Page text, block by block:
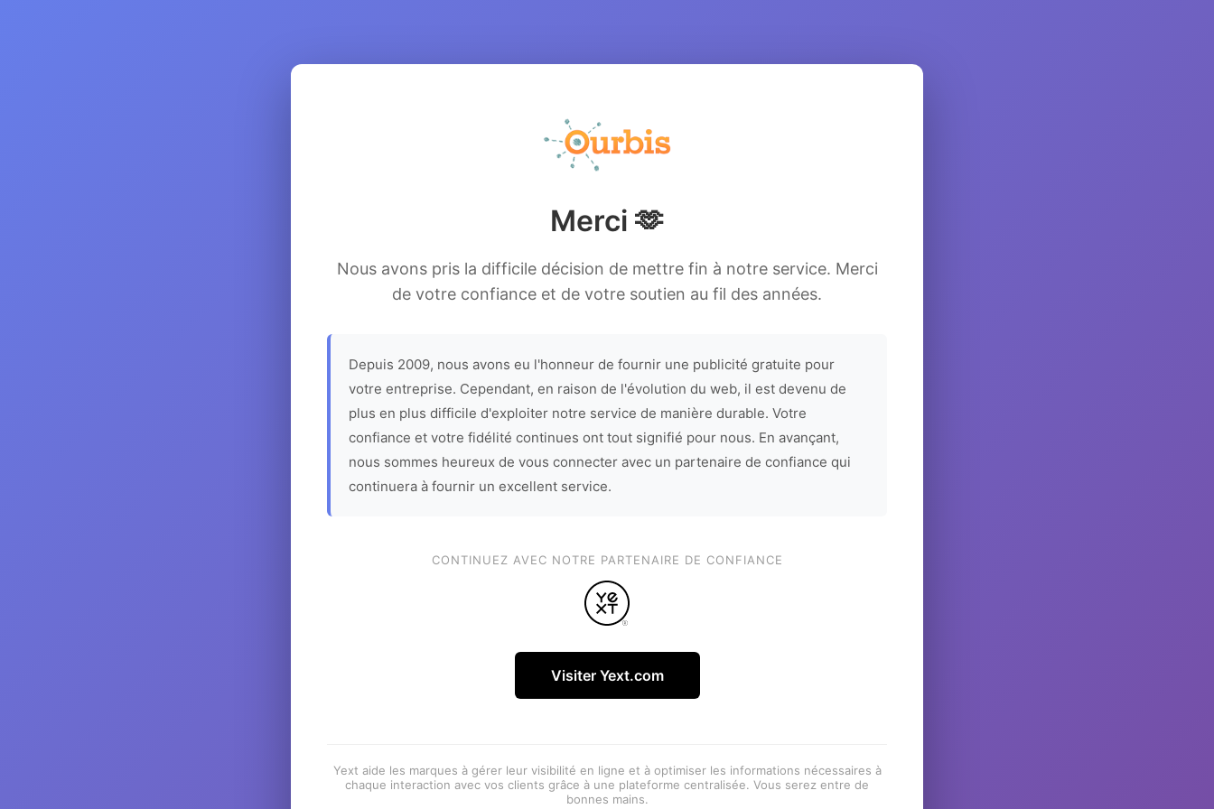
Merci 🫶
Nous avons pris la difficile décision de mettre fin à notre service. Merci
de votre confiance et de votre soutien au fil des années.
Depuis 2009, nous avons eu l'honneur de fournir une publicité gratuite pour
votre entreprise. Cependant, en raison de l'évolution du web, il est devenu de
plus en plus difficile d'exploiter notre service de manière durable. Votre
confiance et votre fidélité continues ont tout signifié pour nous. En avançant,
nous sommes heureux de vous connecter avec un partenaire de confiance qui
continuera à fournir un excellent service.
CONTINUEZ AVEC NOTRE PARTENAIRE DE CONFIANCE
Visiter Yext.com
Yext aide les marques à gérer leur visibilité en ligne et à optimiser les informations nécessaires à
chaque interaction avec vos clients grâce à une plateforme centralisée. Vous serez entre de
bonnes mains.